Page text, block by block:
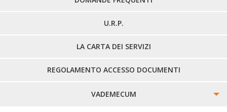
U.R.P.
LA CARTA DEI SERVIZI
REGOLAMENTO ACCESSO DOCUMENTI
VADEMECUM